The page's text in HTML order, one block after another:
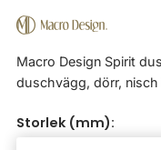
Macro Design Spirit
duschvägg, dörr,
Storlek (mm):